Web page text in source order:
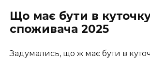
Що має бути в
споживача 2025
Задумались, що ж має бути в